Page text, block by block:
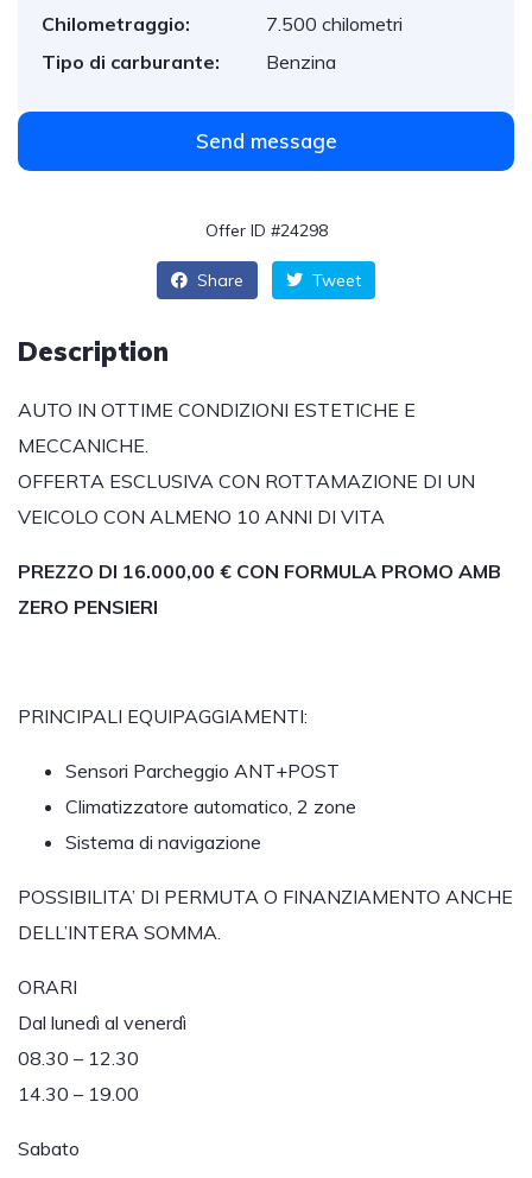
Chilometraggio:
7.500 chilometri
Tipo di carburante:
Benzina
Send message
Offer ID #24298
Share Tweet
Description
AUTO IN OTTIME CONDIZIONI ESTETICHE E
MECCANICHE.
OFFERTA ESCLUSIVA CON ROTTAMAZIONE DI UN
VEICOLO CON ALMENO 10 ANNI DI VITA
PREZZO DI 16.000,00 € CON FORMULA PROMO AMB
ZERO PENSIERI
PRINCIPALI EQUIPAGGIAMENTI:
Sensori Parcheggio ANT+POST
Climatizzatore automatico, 2 zone
Sistema di navigazione
POSSIBILITA’ DI PERMUTA O FINANZIAMENTO ANCHE
DELL’INTERA SOMMA.
ORARI
Dal lunedì al venerdì
08.30 – 12.30
14.30 – 19.00
Sabato